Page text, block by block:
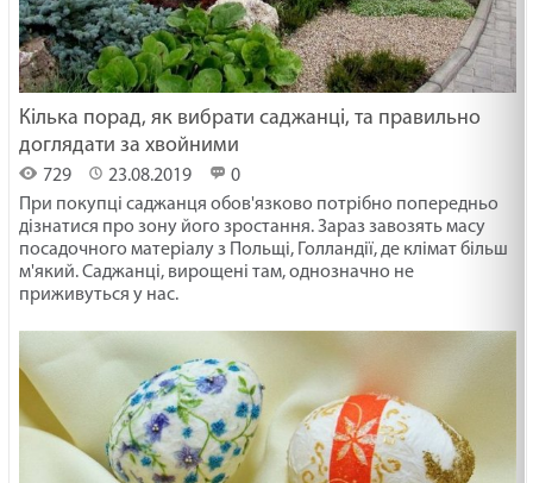
Кілька порад, як вибрати саджанці, та правильно
доглядати за хвойними
729 23.08.2019
0
При покупці саджанця обов'язково потрібно попередньо
дізнатися про зону його зростання. Зараз завозять масу
посадочного матеріалу з Польщі, Голландії, де клімат більш
м'який. Саджанці, вирощені там, однозначно не
приживуться у нас.